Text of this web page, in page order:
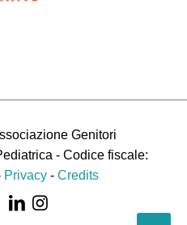
Genitori
- Codice fiscale:
Privacy- Credits